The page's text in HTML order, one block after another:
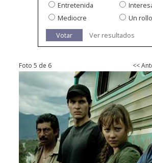
Entretenida
Mediocre
Un rollo
Votar
Ver resultados
Foto 5 de 6 <<